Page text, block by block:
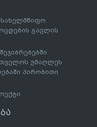
გავლის
უმაღლეს
პირობითი